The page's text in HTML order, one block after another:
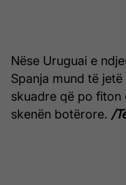
Nëse Uruguai e
Spanja mund të
skuadre që po fiton
skenën botërore. /